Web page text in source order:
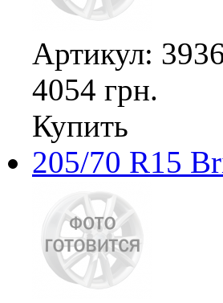
Артикул:
4054 грн.
Купить
205/70 R15